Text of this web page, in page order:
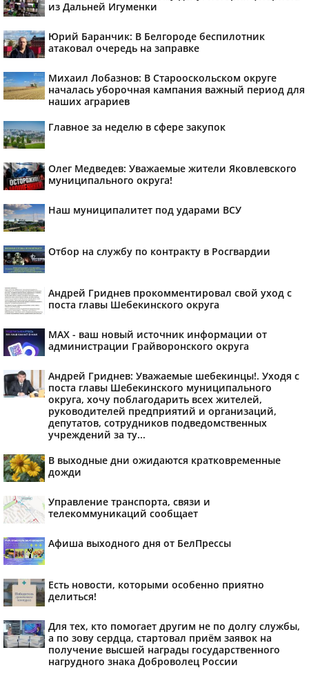
из Дальней Игуменки
Юрий Баранчик: В Белгороде беспилотник
атаковал очередь на заправке
Михаил Лобазнов: В Старооскольском округе
началась уборочная кампания важный период для
наших аграриев
Главное за неделю в сфере закупок
Олег Медведев: Уважаемые жители Яковлевского
муниципального округа!
Наш муниципалитет под ударами ВСУ
Отбор на службу по контракту в Росгвардии
Андрей Гриднев прокомментировал свой уход с
поста главы Шебекинского округа
MAX - ваш новый источник информации от
администрации Грайворонского округа
Андрей Гриднев: Уважаемые шебекинцы!. Уходя с
поста главы Шебекинского муниципального
округа, хочу поблагодарить всех жителей,
руководителей предприятий и организаций,
депутатов, сотрудников подведомственных
учреждений за ту...
В выходные дни ожидаются кратковременные
дожди
Управление транспорта, связи и
телекоммуникаций сообщает
Афиша выходного дня от БелПрессы
Есть новости, которыми особенно приятно
делиться!
Для тех, кто помогает другим не по долгу службы,
а по зову сердца, стартовал приём заявок на
получение высшей награды государственного
нагрудного знака Доброволец России